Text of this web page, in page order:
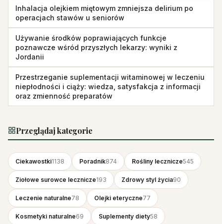
Inhalacja olejkiem miętowym zmniejsza delirium po
operacjach stawów u seniorów
Używanie środków poprawiających funkcje
poznawcze wśród przyszłych lekarzy: wyniki z
Jordanii
Przestrzeganie suplementacji witaminowej w leczeniu
niepłodności i ciąży: wiedza, satysfakcja z informacji
oraz zmienność preparatów
Przeglądaj kategorie
Ciekawostki1138 Poradnik874 Rośliny lecznicze545
Ziołowe surowce lecznicze193 Zdrowy styl życia90
Leczenie naturalne78 Olejki eteryczne77
Kosmetyki naturalne69 Suplementy diety58